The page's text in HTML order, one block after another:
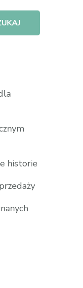
historie